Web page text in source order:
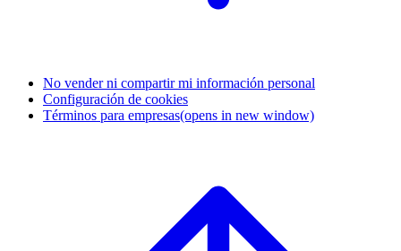
No vender ni compartir mi información personal
Configuración de cookies
Términos para empresas(opens in new window)